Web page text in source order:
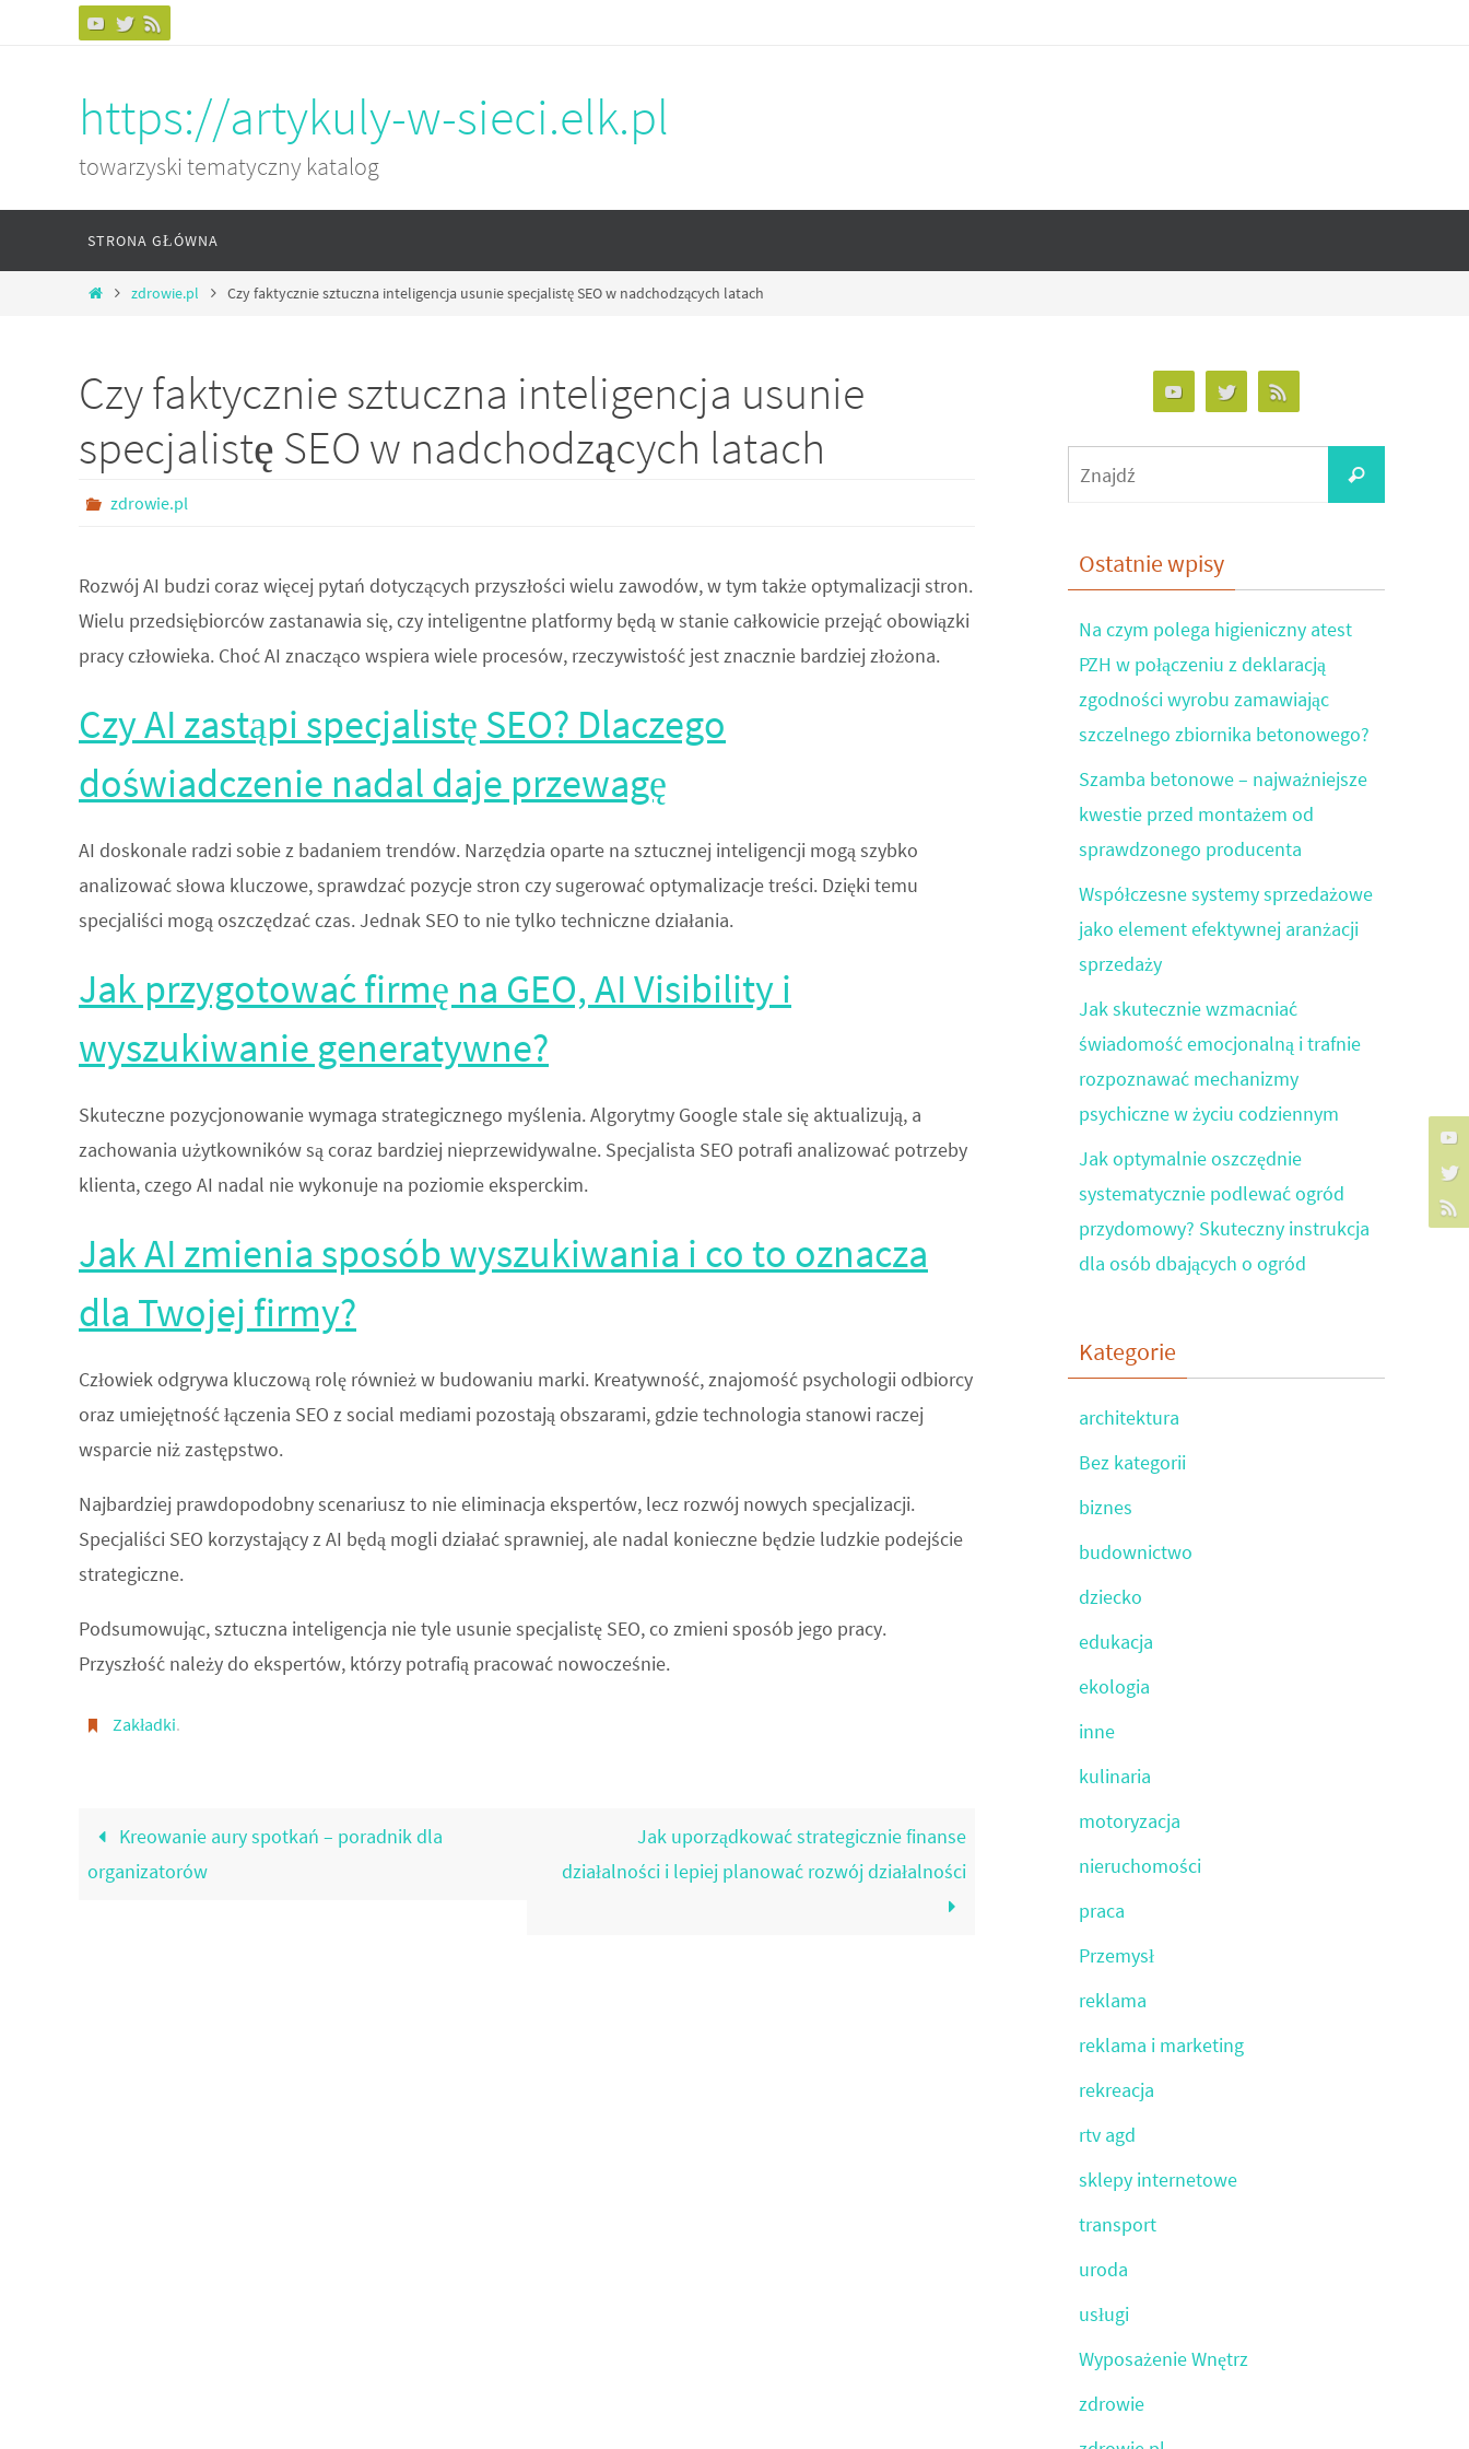
https://artykuly-w-sieci.elk.pl
towarzyski tematyczny katalog
treści
STRONA GŁÓWNA
Homezdrowie.pl Czy faktycznie sztuczna inteligencja usunie specjalistę SEO w nadchodzących latach
Czy faktycznie sztuczna inteligencja usunie
specjalistę SEO w nadchodzących latach
zdrowie.pl
Rozwój AI budzi coraz więcej pytań dotyczących przyszłości wielu zawodów, w tym także optymalizacji stron.
Wielu przedsiębiorców zastanawia się, czy inteligentne platformy będą w stanie całkowicie przejąć obowiązki
pracy człowieka. Choć AI znacząco wspiera wiele procesów, rzeczywistość jest znacznie bardziej złożona.
Czy AI zastąpi specjalistę SEO? Dlaczego
doświadczenie nadal daje przewagę
AI doskonale radzi sobie z badaniem trendów. Narzędzia oparte na sztucznej inteligencji mogą szybko
analizować słowa kluczowe, sprawdzać pozycje stron czy sugerować optymalizacje treści. Dzięki temu
specjaliści mogą oszczędzać czas. Jednak SEO to nie tylko techniczne działania.
Jak przygotować firmę na GEO, AI Visibility i
wyszukiwanie generatywne?
Skuteczne pozycjonowanie wymaga strategicznego myślenia. Algorytmy Google stale się aktualizują, a
zachowania użytkowników są coraz bardziej nieprzewidywalne. Specjalista SEO potrafi analizować potrzeby
klienta, czego AI nadal nie wykonuje na poziomie eksperckim.
Jak AI zmienia sposób wyszukiwania i co to oznacza
dla Twojej firmy?
Człowiek odgrywa kluczową rolę również w budowaniu marki. Kreatywność, znajomość psychologii odbiorcy
oraz umiejętność łączenia SEO z social mediami pozostają obszarami, gdzie technologia stanowi raczej
wsparcie niż zastępstwo.
Najbardziej prawdopodobny scenariusz to nie eliminacja ekspertów, lecz rozwój nowych specjalizacji.
Specjaliści SEO korzystający z AI będą mogli działać sprawniej, ale nadal konieczne będzie ludzkie podejście
strategiczne.
Podsumowując, sztuczna inteligencja nie tyle usunie specjalistę SEO, co zmieni sposób jego pracy.
Przyszłość należy do ekspertów, którzy potrafią pracować nowocześnie.
Zakładki.
Kreowanie aury spotkań – poradnik dla
organizatorów
Jak uporządkować strategicznie finanse
działalności i lepiej planować rozwój działalności
for:
Znajdź
Ostatnie wpisy
Na czym polega higieniczny atest
PZH w połączeniu z deklaracją
zgodności wyrobu zamawiając
szczelnego zbiornika betonowego?
Szamba betonowe – najważniejsze
kwestie przed montażem od
sprawdzonego producenta
Współczesne systemy sprzedażowe
jako element efektywnej aranżacji
sprzedaży
Jak skutecznie wzmacniać
świadomość emocjonalną i trafnie
rozpoznawać mechanizmy
psychiczne w życiu codziennym
Jak optymalnie oszczędnie
systematycznie podlewać ogród
przydomowy? Skuteczny instrukcja
dla osób dbających o ogród
Kategorie
architektura
Bez kategorii
biznes
budownictwo
dziecko
edukacja
ekologia
inne
kulinaria
motoryzacja
nieruchomości
praca
Przemysł
reklama
reklama i marketing
rekreacja
rtv agd
sklepy internetowe
transport
uroda
usługi
Wyposażenie Wnętrz
zdrowie